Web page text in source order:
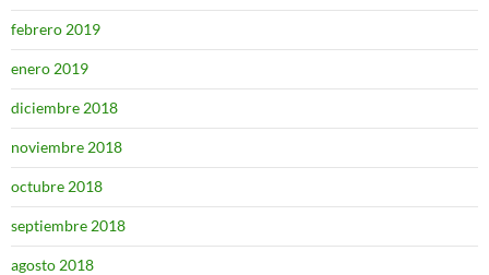
febrero 2019
enero 2019
diciembre 2018
noviembre 2018
octubre 2018
septiembre 2018
agosto 2018